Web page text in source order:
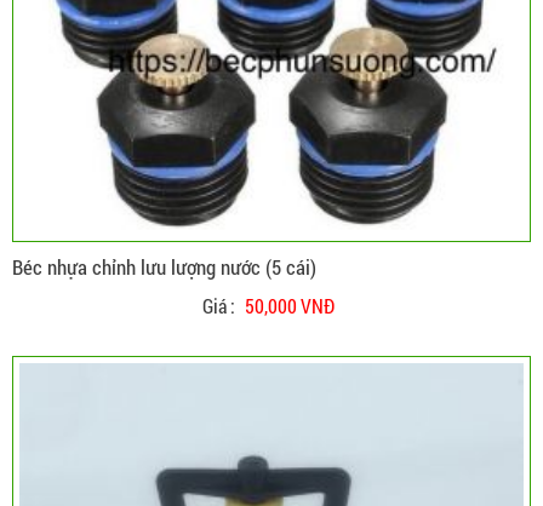
Béc nhựa chỉnh lưu lượng nước (5 cái)
Giá : 50,000 VNĐ